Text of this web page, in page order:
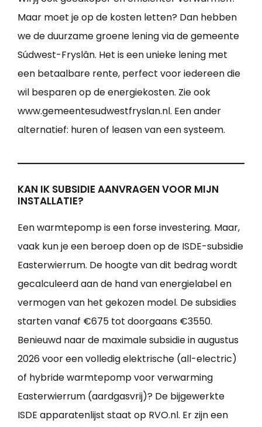
Maar moet je op de kosten letten? Dan hebben
we de duurzame groene lening via de gemeente
Súdwest-Fryslân. Het is een unieke lening met
een betaalbare rente, perfect voor iedereen die
wil besparen op de energiekosten. Zie ook
www.gemeentesudwestfryslan.nl. Een ander
alternatief: huren of leasen van een systeem.
KAN IK SUBSIDIE AANVRAGEN VOOR MIJN
INSTALLATIE?
Een warmtepomp is een forse investering. Maar,
vaak kun je een beroep doen op de ISDE-subsidie
Easterwierrum. De hoogte van dit bedrag wordt
gecalculeerd aan de hand van energielabel en
vermogen van het gekozen model. De subsidies
starten vanaf €675 tot doorgaans €3550.
Benieuwd naar de maximale subsidie in augustus
2026 voor een volledig elektrische (all-electric)
of hybride warmtepomp voor verwarming
Easterwierrum (aardgasvrij)? De bijgewerkte
ISDE apparatenlijst staat op RVO.nl. Er zijn een